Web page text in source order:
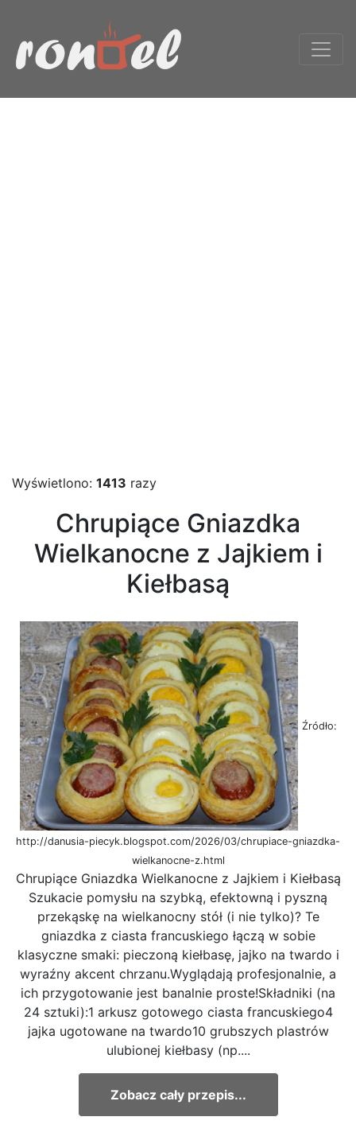
Wyświetlono: 1413 razy
Chrupiące Gniazdka
Wielkanocne z Jajkiem i
Kiełbasą
Źródło:
http://danusia-piecyk.blogspot.com/2026/03/chrupiace-gniazdka-
wielkanocne-z.html
Chrupiące Gniazdka Wielkanocne z Jajkiem i Kiełbasą
Szukacie pomysłu na szybką, efektowną i pyszną
przekąskę na wielkanocny stół (i nie tylko)? Te
gniazdka z ciasta francuskiego łączą w sobie
klasyczne smaki: pieczoną kiełbasę, jajko na twardo i
wyraźny akcent chrzanu.Wyglądają profesjonalnie, a
ich przygotowanie jest banalnie proste!Składniki (na
24 sztuki):1 arkusz gotowego ciasta francuskiego4
jajka ugotowane na twardo10 grubszych plastrów
ulubionej kiełbasy (np....
Zobacz cały przepis...